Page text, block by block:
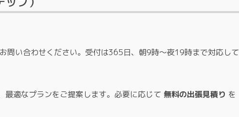
問い合わせください。受付は365日、朝9時〜夜19時まで対応して
最適なプランをご提案します。必要に応じて 無料の出張見積り を